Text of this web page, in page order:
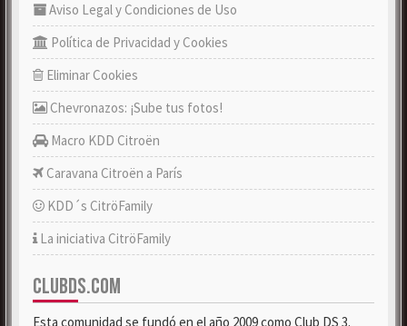
Aviso Legal y Condiciones de Uso
Política de Privacidad y Cookies
Eliminar Cookies
Chevronazos: ¡Sube tus fotos!
Macro KDD Citroën
Caravana Citroën a París
KDD´s CitröFamily
La iniciativa CitröFamily
CLUBDS.COM
Esta comunidad se fundó en el año 2009 como Club DS 3.